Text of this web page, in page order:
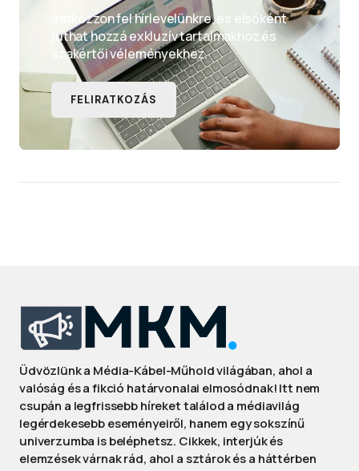
Iratkozzon fel hírlevelünkre, és elsőként
juthat hozzá exkluzív tartalmakhoz és
szakértői véleményekhez.
FELIRATKOZÁS
Üdvözlünk a Média-Kábel-Műhold világában, ahol a
valóság és a fikció határvonalai elmosódnak! Itt nem
csupán a legfrissebb híreket találod a médiavilág
legérdekesebb eseményeiről, hanem egy sokszínű
univerzumba is beléphetsz. Cikkek, interjúk és
elemzések várnak rád, ahol a sztárok és a háttérben